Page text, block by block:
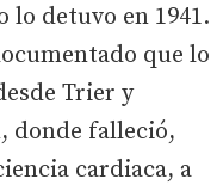
lo detuvo en 1941.
que lo
Trier y
donde falleció,
cardiaca, a